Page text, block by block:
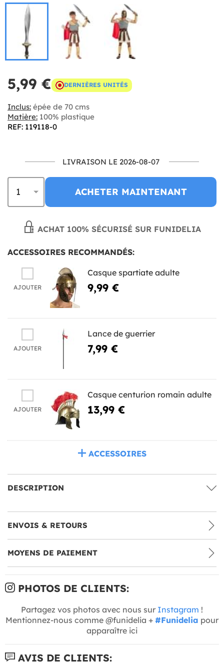
5,99 € DERNIÈRES UNITÉS
Inclus: épée de 70 cms
Matière: 100% plastique
REF: 119118-0
LIVRAISON LE 2026-08-07
ACHETER MAINTENANT
ACHAT 100% SÉCURISÉ SUR FUNIDELIA
ACCESSOIRES RECOMMANDÉS:
AJOUTER
Casque spartiate adulte
9,99 €
AJOUTER
Lance de guerrier
7,99 €
AJOUTER
Casque centurion romain adulte
13,99 €
ACCESSOIRES
DESCRIPTION
ENVOIS & RETOURS
MOYENS DE PAIEMENT
PHOTOS DE CLIENTS:
Partagez vos photos avec nous sur Instagram !
Mentionnez-nous comme @funidelia + #Funidelia pour
apparaître ici
AVIS DE CLIENTS: